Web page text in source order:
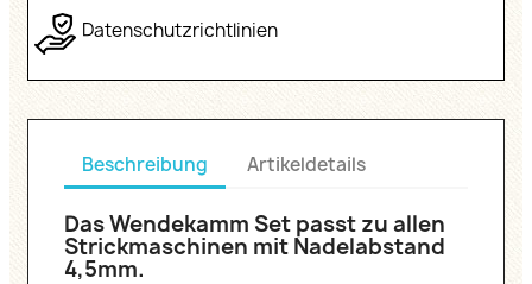
Datenschutzrichtlinien
Beschreibung Artikeldetails
Das Wendekamm Set passt zu allen
Strickmaschinen mit Nadelabstand
4,5mm.